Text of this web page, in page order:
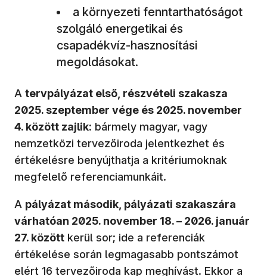
a környezeti fenntarthatóságot
szolgáló energetikai és
csapadékvíz-hasznosítási
megoldásokat.
A tervpályázat első, részvételi szakasza
2025. szeptember vége és 2025. november
4. között zajlik: bármely magyar, vagy
nemzetközi tervezőiroda jelentkezhet és
értékelésre benyújthatja a kritériumoknak
megfelelő referenciamunkáit.
A pályázat második, pályázati szakaszára
várhatóan 2025. november 18. – 2026. január
27. között kerül sor; ide a referenciák
értékelése során legmagasabb pontszámot
elért 16 tervezőiroda kap meghívást. Ekkor a